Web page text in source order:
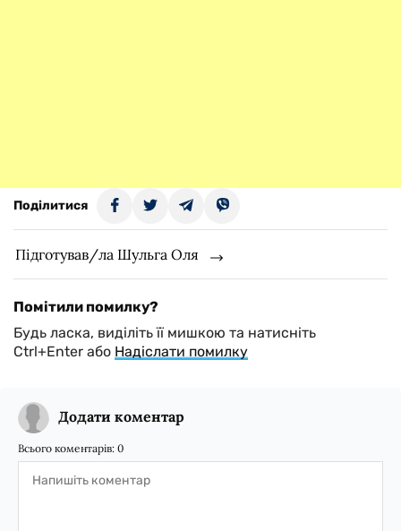
Поділитися
Підготував/ла Шульга Оля
Помітили помилку?
Будь ласка, виділіть її мишкою та натисніть
Ctrl+Enter або Надіслати помилку
Додати коментар
Всього коментарів: 0